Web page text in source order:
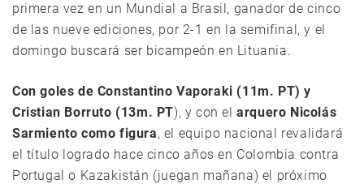
primera vez en un Mundial a Brasil, ganador de cinco
de las nueve ediciones, por 2-1 en la semifinal, y el
domingo buscará ser bicampeón en Lituania.
Con goles de Constantino Vaporaki (11m. PT) y
Cristian Borruto (13m. PT), y con elarquero Nicolás
Sarmiento como figura, el equipo nacional revalidará
el título logrado hace cinco años en Colombia contra
Portugal o Kazakistán (juegan mañana) el próximo